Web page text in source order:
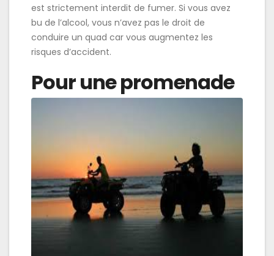
est strictement interdit de fumer. Si vous avez
bu de l’alcool, vous n’avez pas le droit de
conduire un quad car vous augmentez les
risques d’accident.
Pour une promenade